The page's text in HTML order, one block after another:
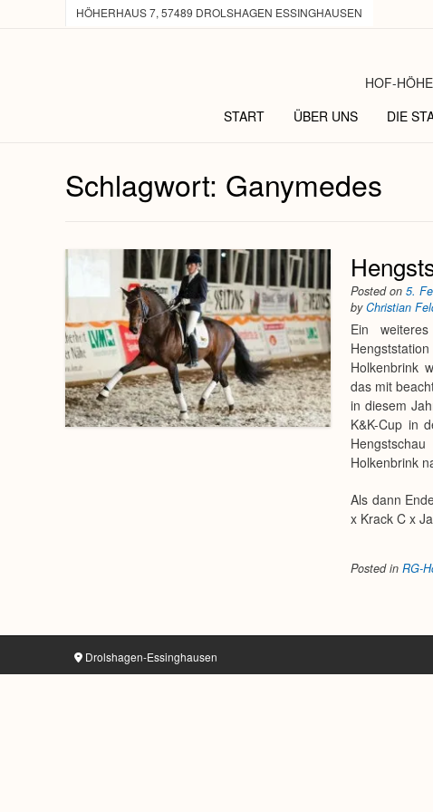
HÖHERHAUS 7, 57489 DROLSHAGEN ESSINGHAUSEN
HOF-
START
ÜBER UNS DIE
Schlagwort: Ganymedes
Posted on5.
byChristian
Ein
Holkenbrink
das mit
in diesem
K&K-Cup in
Holkenbrink
Als dann
x Krack C x
Posted inRG-
Drolshagen-Essinghausen